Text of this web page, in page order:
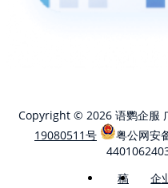
Copyright © 2026 语鹦企服
19080511号
粤公网安
稿
企